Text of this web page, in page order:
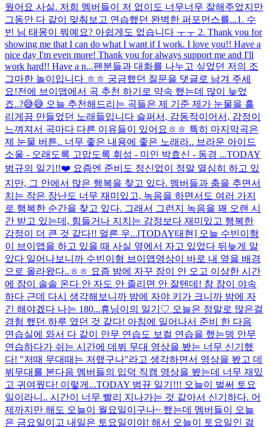
웠어요 사실. 저희 멤버들이 저 없이도 너무너무 잘해주었지만
그동안 다 같이 맞춰보고 연습했던 완벽한 퍼포먼스를...1. 수
빈 님 태몽이 뭐예요? 아쉽게도 없습니다 ㅜㅜ 2. Thank you for
showing me that I can do what I want if I work. I love you!! Have a
nice day I'm even more! Thank you for always support me and I'll
work hard!! Have a n...팬분들과 대화를 나누고 싶었던 저의 조
그마한 놀이입니다 ㅎㅎ 궁금했던 질문을 댓글로 남겨 주세
요!전에 브이앱에서 곡 추천 하기로 약속 했는데 많이 늦었
죠..?😅😅 오늘 추천해드리는 곡들은 제 기준 제가 눈물을 흘
리게끔 만들었던 노래들입니다 슬퍼서, 감동적이어서, 감정이
느껴져서 곡마다 다른 이유들이 있어요ㅎㅎ 특히 마지막곡은
제 눈물 버튼.. 너무 좋은 내용에 좋은 노래라.. 브라운 아이드
소울 - 오래도록 고맙도록 휘성 - 미인 박효신 - 동경 ...TODAY
범규의 일기!!❤️ 요즘엔 준비도 정신없이 정말 열심히 하고 있
지만, 그 안에서 많은 행복을 찾고 있다. 멤버들과 춤을 추면서
치는 작은 장난도 너무 재미있고, 녹음을 하면서도 여러 가지
로 행복한 순간을 찾고 있다. 그래서 그런지 녹음을 꽤 오랜 시
간 받고 있는데, 힘들거나 지치는 감정보다 재미있고 행복한
감정이 더 큰 것 같다!! 얼른 우...[TODAY태현] 오늘 수빈이형
이 브이앱을 하고 있을 때 사실 옆에서 자고 있었다 뒤늦게 알
았다 일어나보니까 수빈이형 브이앱영상이 바로 내 옆을 배경
으로 올라왔다..ㅎㅎ 요즘 밤에 자꾸 잠이 안 오고 이상한 시간
에 잠이 솔솔 온다 안 자도 안 졸리면 안 잘텐데! 참 잠이 야속
하다 근데 다시 생각해보니까 밤에 자야 키가 크니까 밤에 자
긴 해야겠다 나는 180...휴닝이의 일기♡ 오늘은 정말로 많은걸
경험 했던 하루 였던 것 같다! 아침에 일어나서 준비 한 다음
연습실에 와서 다 같이 안무 연습도 보컬 연습을 했는뎅 안무
연습하다가 쉬는 시간에 데뷔 무대 영상을 봤는 너무 신기했
다! "저때 무대때는 저랬구나"라고 생각하면서 영상을 봤고 데
뷔무대를 본다음 멤버들의 입덕 직캠 영상을 봤는데 너무 재밌
고 귀여웠다! 이렇게...TODAY 범뀨 일기!!! 오늘이 벌써 토요
일이라니.. 시간이 너무 빨리 지나가는 것 같아서 신기하다. 어
제까지만 해도 오늘이 월요일이구나~ 했는데 멤버들이 오늘
은 금요일이고 내일은 토요일이야! 해서 오늘이 토요일인 걸